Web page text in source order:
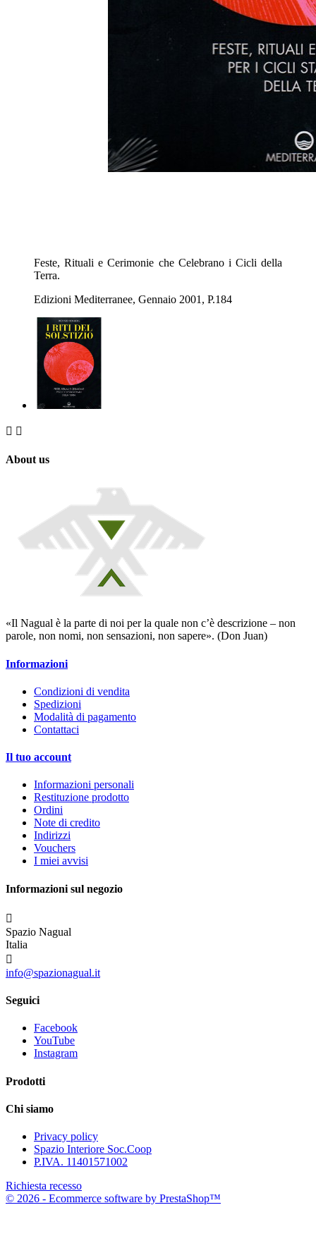
Feste, Rituali e Cerimonie che Celebrano i Cicli della
Terra.
Edizioni Mediterranee, Gennaio 2001, P.184
 
About us
«Il Nagual è la parte di noi per la quale non c’è descrizione – non
parole, non nomi, non sensazioni, non sapere». (Don Juan)
Informazioni
Condizioni di vendita
Spedizioni
Modalità di pagamento
Contattaci
Il tuo account
Informazioni personali
Restituzione prodotto
Ordini
Note di credito
Indirizzi
Vouchers
I miei avvisi
Informazioni sul negozio

Spazio Nagual
Italia

info@spazionagual.it
Seguici
Facebook
YouTube
Instagram
Prodotti
Chi siamo
Privacy policy
Spazio Interiore Soc.Coop
P.IVA. 11401571002
Richiesta recesso
© 2026 - Ecommerce software by PrestaShop™